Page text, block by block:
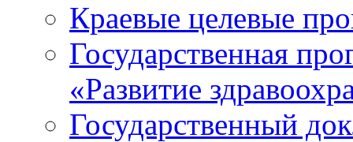
Краевые целевые
Государственная
«Развитие
Государственный